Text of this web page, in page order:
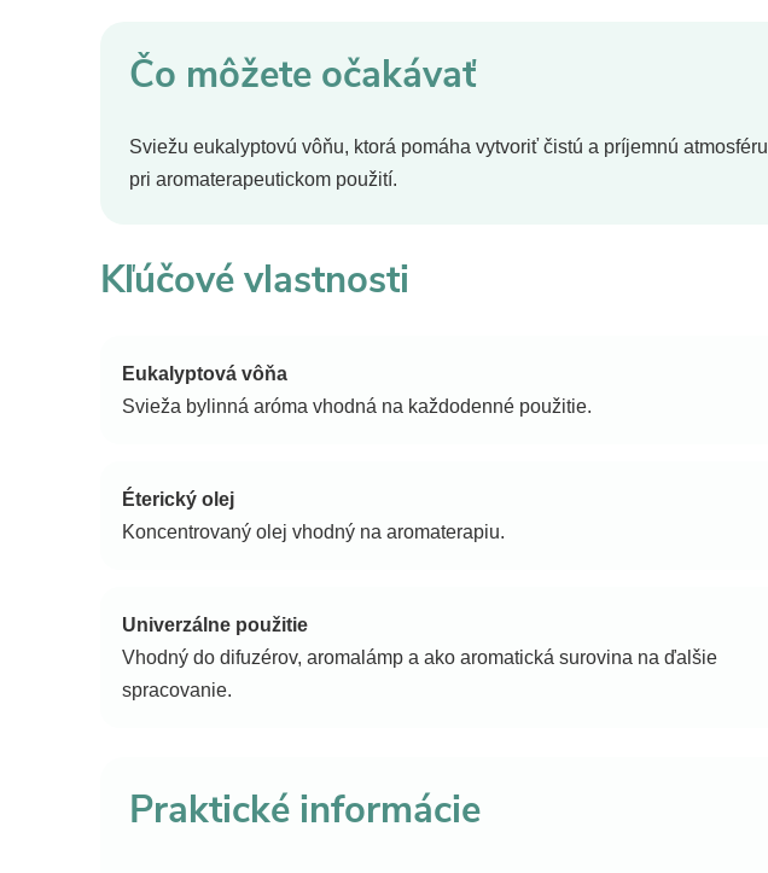
Čo môžete očakávať
Sviežu eukalyptovú vôňu, ktorá pomáha vytvoriť čistú a príjemnú atmosféru
pri aromaterapeutickom použití.
Kľúčové vlastnosti
Eukalyptová vôňa
Svieža bylinná aróma vhodná na každodenné použitie.
Éterický olej
Koncentrovaný olej vhodný na aromaterapiu.
Univerzálne použitie
Vhodný do difuzérov, aromalámp a ako aromatická surovina na ďalšie
spracovanie.
Praktické informácie